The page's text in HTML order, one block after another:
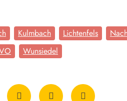
Kulmbach Lichtenfels
Wunsiedel